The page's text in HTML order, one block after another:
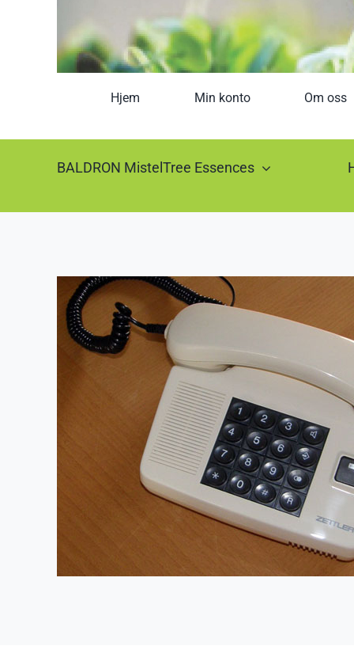
Hjem Min konto Om oss
BALDRON MistelTree Essences